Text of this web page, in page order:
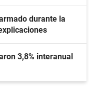
durante la
3,8% interanual